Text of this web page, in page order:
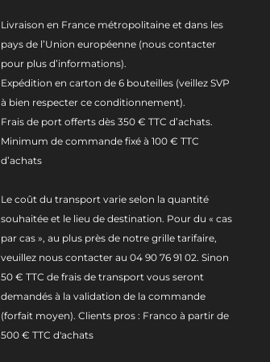
Livraison en France métropolitaine et dans les
pays de l’Union européenne (nous contacter
pour plus d’informations).
Expédition en carton de 6 bouteilles (veillez SVP
à bien respecter ce conditionnement).
Frais de port offerts dès 350 € TTC d’achats.
Minimum de commande fixé à 100 € TTC
d’achats
Le coût du transport varie selon la quantité
souhaitée et le lieu de destination. Pour du « cas
par cas », au plus près de notre grille tarifaire,
veuillez nous contacter au 04 90 76 91 02. Sinon
50 € TTC de frais de transport vous seront
demandés à la validation de la commande
(forfait moyen). Clients pros : Franco à partir de
500 € TTC d'achats